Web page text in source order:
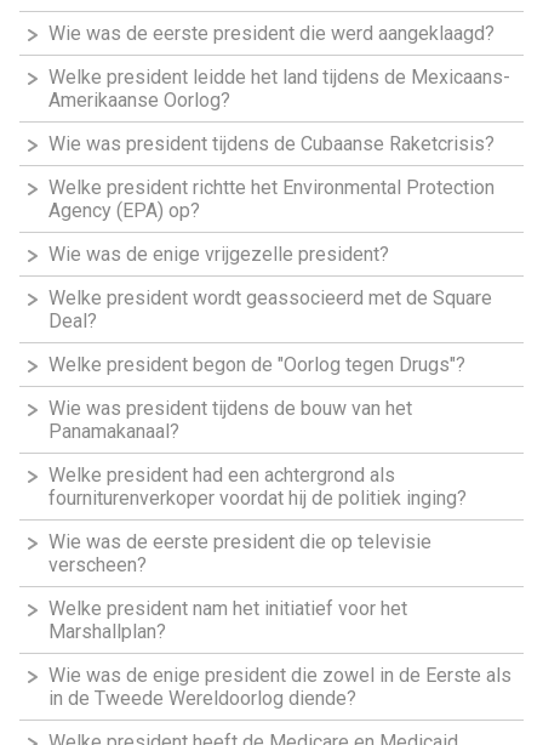
Wie was de eerste president die werd aangeklaagd?
Welke president leidde het land tijdens de Mexicaans-
Amerikaanse Oorlog?
Wie was president tijdens de Cubaanse Raketcrisis?
Welke president richtte het Environmental Protection
Agency (EPA) op?
Wie was de enige vrijgezelle president?
Welke president wordt geassocieerd met de Square
Deal?
Welke president begon de "Oorlog tegen Drugs"?
Wie was president tijdens de bouw van het
Panamakanaal?
Welke president had een achtergrond als
fourniturenverkoper voordat hij de politiek inging?
Wie was de eerste president die op televisie
verscheen?
Welke president nam het initiatief voor het
Marshallplan?
Wie was de enige president die zowel in de Eerste als
in de Tweede Wereldoorlog diende?